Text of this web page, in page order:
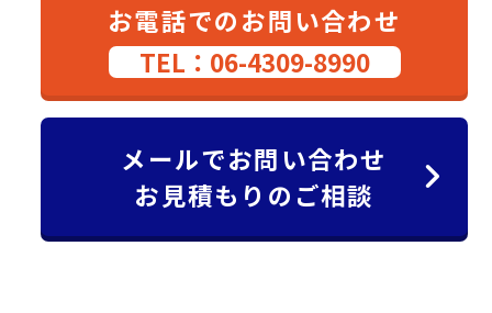
お電話でのお問い合わせ
TEL：06-4309-8990
メールでお問い合わせ
お見積もりのご相談